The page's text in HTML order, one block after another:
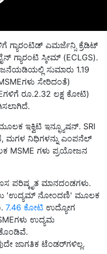
ಗ್ಯಾರಂಟಿಡ್ ಎಮರ್ಜೆನ್ಸಿ ಕ್ರೆಡಿಟ್
ಗ್ಯಾರಂಟಿ ಸ್ಕೀಮ್ (ECLGS).
ಸುಮಾರು 1.19
ಸೇರಿದಂತೆ)
ರೂ.2.32 ಲಕ್ಷ ಕೋಟಿ)
ಇಕ್ವಿಟಿ ಇನ್ಫ್ಯೂಷನ್. SRI
ಮಗಳ ನಿಧಿಗಳನ್ನು ಎಂಪನೆಲ್
MSME ಗಳು ಪ್ರಯೋಜನ
ಪರಿಷ್ಕೃತ ಮಾನದಂಡಗಳು.
'ಉದ್ಯಮ್ ನೋಂದಣಿ' ಮೂಲಕ
7.46 ಕೋಟಿ ಉದ್ಯೋಗ
ಉದ್ಯಮ
ಜಾಗತಿಕ ಟೆಂಡರ್‌ಗಳಿಲ್ಲ.